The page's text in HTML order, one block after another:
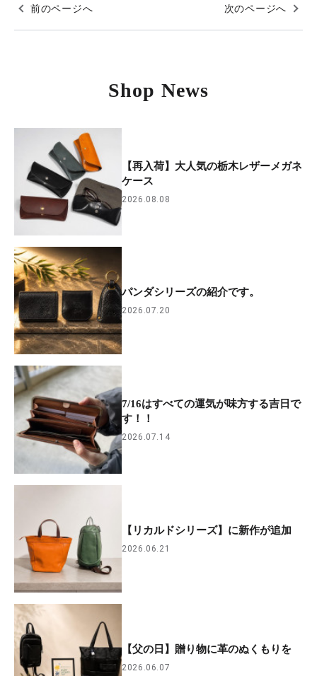
前のページへ 次のページへ
Shop News
【再入荷】大人気の栃木レザーメガネ
ケース
2026.08.08
パンダシリーズの紹介です。
2026.07.20
7/16はすべての運気が味方する吉日で
す！！
2026.07.14
【リカルドシリーズ】に新作が追加
2026.06.21
【父の日】贈り物に革のぬくもりを
2026.06.07